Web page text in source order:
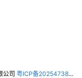
公司 粤ICP备2025473821号-2